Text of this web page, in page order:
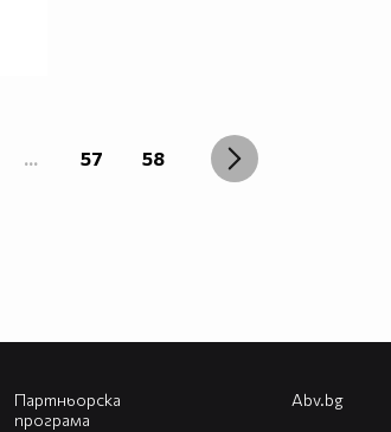
... 57 58
Партньорска
програма
Abv.bg